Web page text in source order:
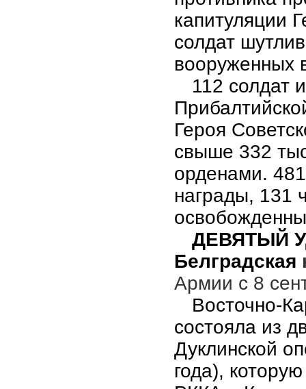
капитуляции
солдат
вооруженных
112 солдат
Героя
свыше 332
орденами.
награды, 131
ДЕВЯТЫЙ
Белградская
Армии с 8
Восточно-
состояла из
Дуклинской
года),